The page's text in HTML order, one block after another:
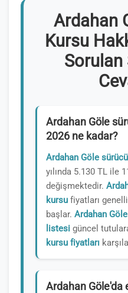
Ardahan
Kursu
Sorulan
Ardahan Göle
2026 ne kadar?
Ardahan Göle
yılında 5.130 TL ile
değişmektedir.
kursu fiyatları
başlar. Ardahan
listesi güncel
kursu fiyatları
Ardahan Göle'da